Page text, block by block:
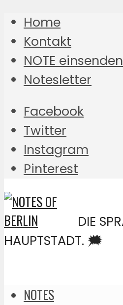
Home
Kontakt
NOTE einsenden
Notesletter
Facebook
Twitter
Instagram
Pinterest
DIE
HAUPTSTADT. 🗯️
NOTES